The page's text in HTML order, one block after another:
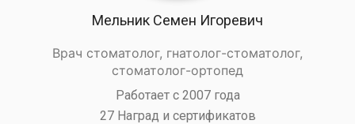
Мельник Семен Игоревич
Врач стоматолог, гнатолог-стоматолог,
стоматолог-ортопед
Работает с 2007 года
27 Наград и сертификатов